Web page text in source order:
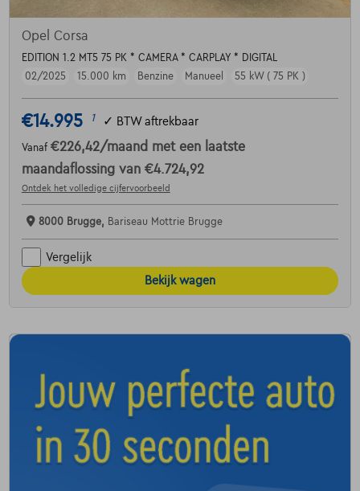
Opel Corsa
EDITION 1.2 MT5 75 PK * CAMERA * CARPLAY * DIGITAL
02/2025
15.000 km Benzine Manueel 55 kW ( 75 PK )
€14.995 1 ✓ BTW aftrekbaar
Vanaf €226,42/maand met een laatste
maandaflossing van €4.724,92
Ontdek het volledige cijfervoorbeeld
8000 Brugge, Bariseau Mottrie Brugge
Vergelijk
Bekijk wagen